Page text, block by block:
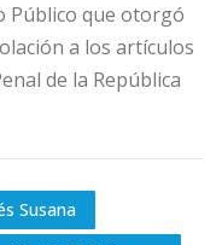
Público que otorgó
a los artículos
de la República
Susana